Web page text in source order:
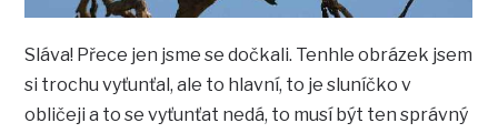
Sláva! Přece jen jsme se dočkali. Tenhle obrázek jsem
si trochu vyťunťal, ale to hlavní, to je sluníčko v
obličeji a to se vyťunťat nedá, to musí být ten správný